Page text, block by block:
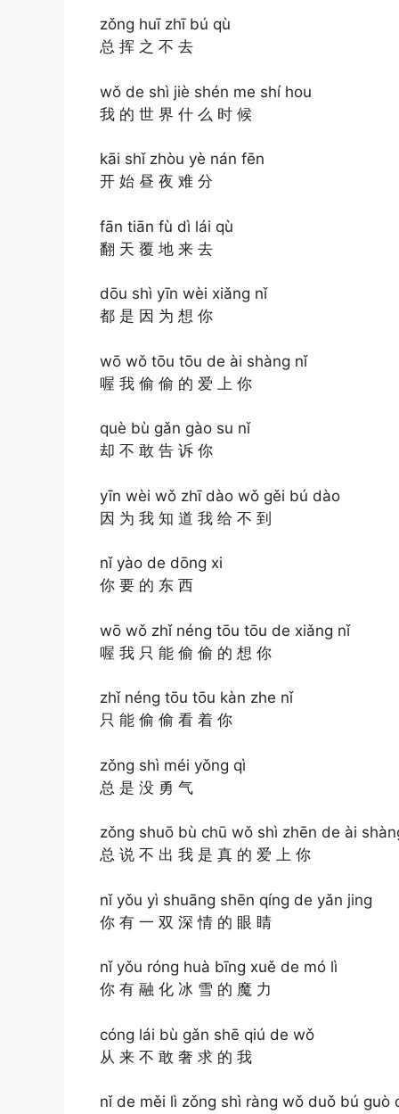
zǒng huī zhī bú qù
总 挥 之 不 去
wǒ de shì jiè shén me shí hou
我 的 世 界 什 么 时 候
kāi shǐ zhòu yè nán fēn
开 始 昼 夜 难 分
fān tiān fù dì lái qù
翻 天 覆 地 来 去
dōu shì yīn wèi xiǎng nǐ
都 是 因 为 想 你
wō wǒ tōu tōu de ài shàng nǐ
喔 我 偷 偷 的 爱 上 你
què bù gǎn gào su nǐ
却 不 敢 告 诉 你
yīn wèi wǒ zhī dào wǒ gěi bú dào
因 为 我 知 道 我 给 不 到
nǐ yào de dōng xi
你 要 的 东 西
wō wǒ zhǐ néng tōu tōu de xiǎng nǐ
喔 我 只 能 偷 偷 的 想 你
zhǐ néng tōu tōu kàn zhe nǐ
只 能 偷 偷 看 着 你
zǒng shì méi yǒng qì
总 是 没 勇 气
zǒng shuō bù chū wǒ shì zhēn de ài
总 说 不 出 我 是 真 的 爱 上 你
nǐ yǒu yì shuāng shēn qíng de yǎn jing
你 有 一 双 深 情 的 眼 睛
nǐ yǒu róng huà bīng xuě de mó lì
你 有 融 化 冰 雪 的 魔 力
cóng lái bù gǎn shē qiú de wǒ
从 来 不 敢 奢 求 的 我
nǐ de měi lì zǒng shì ràng wǒ duǒ bú guò